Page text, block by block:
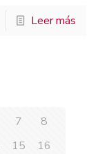
Leer más
7
8
15
16